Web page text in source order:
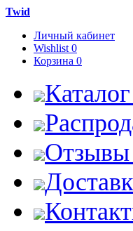
Twid
Личный кабинет
Wishlist 0
Корзина 0
Отзывы